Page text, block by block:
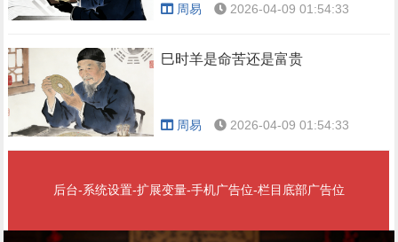
周易 2026-04-09 01:54:33
巳时羊是命苦还是富贵
周易 2026-04-09 01:54:33
后台-系统设置-扩展变量-手机广告位-栏目底部广告位